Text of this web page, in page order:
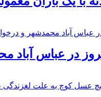
در عباس